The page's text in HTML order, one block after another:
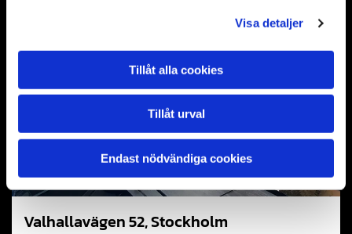
Visa detaljer
Tillåt alla cookies
Tillåt urval
Endast nödvändiga cookies
Valhallavägen 52, Stockholm